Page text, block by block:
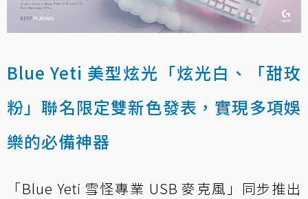
Blue Yeti 美型炫光「炫光白、「甜玫
粉」聯名限定雙新色發表，實現多項娛
樂的必備神器
「Blue Yeti 雪怪專業 USB 麥克風」同步推出